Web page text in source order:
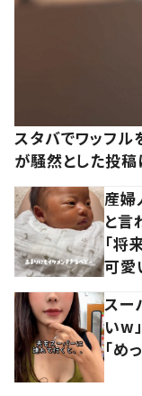
スタバでワッフル
が騒然とした投稿
産婦
と言
「将
可愛
スー
いw
「め